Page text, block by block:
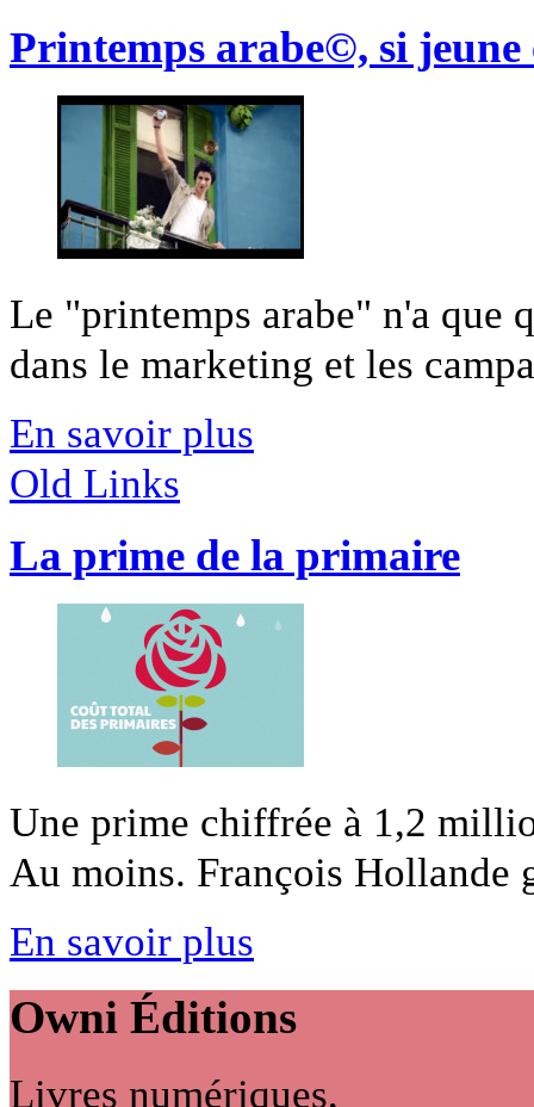
Printemps arabe©, si jeune
Le "printemps arabe" n'a que
dans le marketing et les
En savoir plus
Old Links
La prime de la primaire
Une prime chiffrée à 1,2
Au moins. François Hollande
En savoir plus
Owni Éditions
Livres numériques,